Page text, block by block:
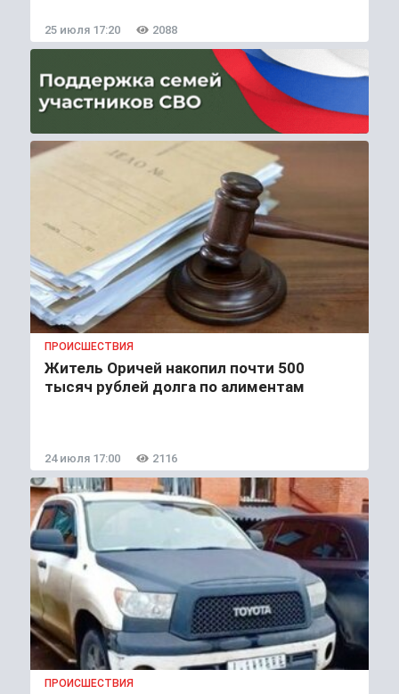
25 июля 17:20 2088
ПРОИСШЕСТВИЯ
Житель Оричей накопил почти 500
тысяч рублей долга по алиментам
24 июля 17:00 2116
ПРОИСШЕСТВИЯ